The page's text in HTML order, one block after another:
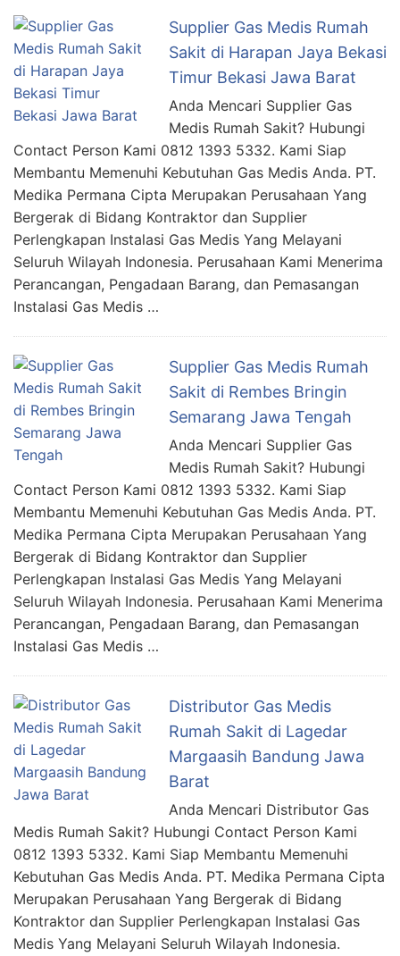
Supplier Gas Medis Rumah
Sakit di Harapan Jaya Bekasi
Timur Bekasi Jawa Barat
Anda Mencari Supplier Gas
Medis Rumah Sakit? Hubungi
Contact Person Kami 0812 1393 5332. Kami Siap
Membantu Memenuhi Kebutuhan Gas Medis Anda. PT.
Medika Permana Cipta Merupakan Perusahaan Yang
Bergerak di Bidang Kontraktor dan Supplier
Perlengkapan Instalasi Gas Medis Yang Melayani
Seluruh Wilayah Indonesia. Perusahaan Kami Menerima
Perancangan, Pengadaan Barang, dan Pemasangan
Instalasi Gas Medis …
Supplier Gas Medis Rumah
Sakit di Rembes Bringin
Semarang Jawa Tengah
Anda Mencari Supplier Gas
Medis Rumah Sakit? Hubungi
Contact Person Kami 0812 1393 5332. Kami Siap
Membantu Memenuhi Kebutuhan Gas Medis Anda. PT.
Medika Permana Cipta Merupakan Perusahaan Yang
Bergerak di Bidang Kontraktor dan Supplier
Perlengkapan Instalasi Gas Medis Yang Melayani
Seluruh Wilayah Indonesia. Perusahaan Kami Menerima
Perancangan, Pengadaan Barang, dan Pemasangan
Instalasi Gas Medis …
Distributor Gas Medis
Rumah Sakit di Lagedar
Margaasih Bandung Jawa
Barat
Anda Mencari Distributor Gas
Medis Rumah Sakit? Hubungi Contact Person Kami
0812 1393 5332. Kami Siap Membantu Memenuhi
Kebutuhan Gas Medis Anda. PT. Medika Permana Cipta
Merupakan Perusahaan Yang Bergerak di Bidang
Kontraktor dan Supplier Perlengkapan Instalasi Gas
Medis Yang Melayani Seluruh Wilayah Indonesia.